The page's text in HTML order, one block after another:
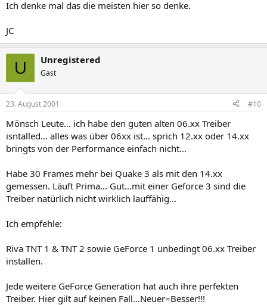
Ich denke mal das die meisten hier so denke.
JC
U Unregistered
Gast
23. August 2001 #10
Mönsch Leute... ich habe den guten alten 06.xx Treiber
isntalled... alles was über 06xx ist... sprich 12.xx oder 14.xx
bringts von der Performance einfach nicht...
Habe 30 Frames mehr bei Quake 3 als mit den 14.xx
gemessen. Läuft Prima... Gut...mit einer Geforce 3 sind die
Treiber natürlich nicht wirklich lauffähig...
Ich empfehle:
Riva TNT 1 & TNT 2 sowie GeForce 1 unbedingt 06.xx Treiber
installen.
Jede weitere GeForce Generation hat auch ihre perfekten
Treiber. Hier gilt auf keinen Fall...Neuer=Besser!!!